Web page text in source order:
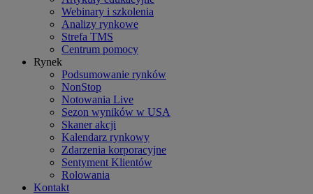
Webinary i szkolenia
Analizy rynkowe
Strefa TMS
Centrum pomocy
Rynek
Podsumowanie rynków
NonStop
Notowania Live
Sezon wyników w USA
Skaner akcji
Kalendarz rynkowy
Zdarzenia korporacyjne
Sentyment Klientów
Rolowania
Kontakt